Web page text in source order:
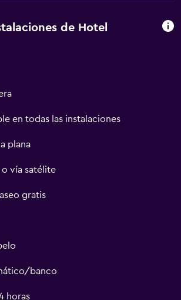
de Hotel
en todas las instalaciones
plana
vía satélite
gratis
banco
horas